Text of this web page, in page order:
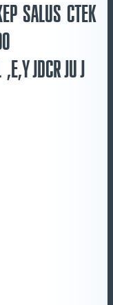
SALUS СТЕК